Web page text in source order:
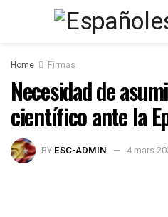
Home Firmas
Necesidad de
científico ante la
BY ESC-ADMIN 4 mars